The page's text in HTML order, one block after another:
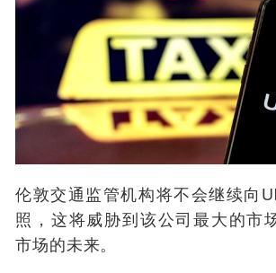
伦敦交通监管机构将不会继续向
照，这将威胁到该公司最大的
市场的未来。